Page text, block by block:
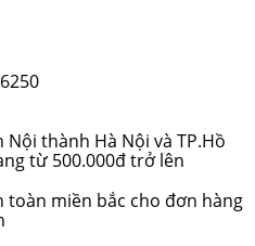
thành Hà Nội và TP.Hồ
từ 500.000đ trở lên
toàn miền bắc cho đơn hàng